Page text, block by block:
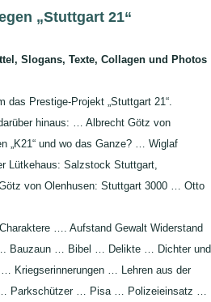
„Stuttgart 21“
Slogans, Texte, Collagen und Photos
Prestige-Projekt „Stuttgart 21“.
hinaus: … Albrecht Götz von
„K21“ und wo das Ganze? … Wiglaf
Lütkehaus: Salzstock Stuttgart,
von Olenhusen: Stuttgart 3000 … Otto
…. Aufstand Gewalt Widerstand
Bauzaun … Bibel … Delikte … Dichter und
… Lehren aus der
Parkschützer … Pisa … Polizeieinsatz …